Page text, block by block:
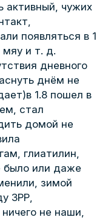
активный, чужих
появляться в 1
и т. д.
дневного
днём не
1.8 пошел в
стал
домой не
глиатилин,
было или даже
зимой
ЗРР,
не наши,